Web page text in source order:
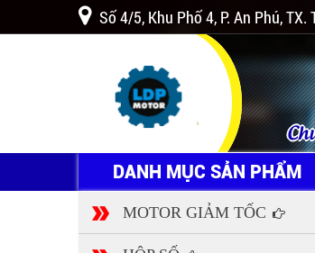
Số 4/5, Khu Phố 4, P. An Phú,
DANH MỤC SẢN PHẨM
MOTOR GIẢM TỐC